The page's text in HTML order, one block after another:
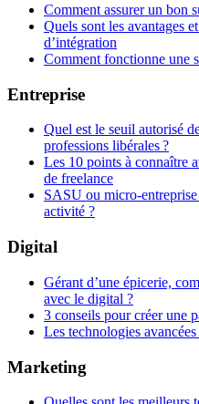
Comment assurer un bon
Quels sont les avantages
d’intégration
Comment fonctionne une
Entreprise
Quel est le seuil autorisé
professions libérales ?
Les 10 points à connaître
de freelance
SASU ou micro-
activité ?
Digital
Gérant d’une épicerie,
avec le digital ?
3 conseils pour créer une
Les technologies
Marketing